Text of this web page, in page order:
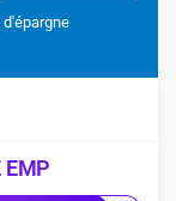
EMP